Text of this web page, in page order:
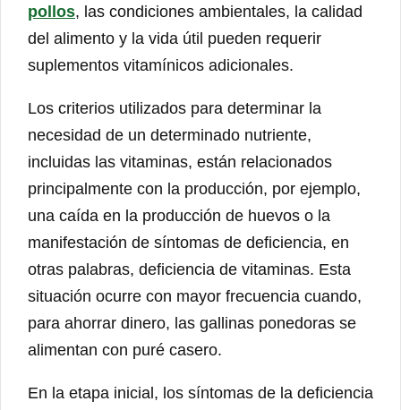
pollos, las condiciones ambientales, la calidad
del alimento y la vida útil pueden requerir
suplementos vitamínicos adicionales.
Los criterios utilizados para determinar la
necesidad de un determinado nutriente,
incluidas las vitaminas, están relacionados
principalmente con la producción, por ejemplo,
una caída en la producción de huevos o la
manifestación de síntomas de deficiencia, en
otras palabras, deficiencia de vitaminas. Esta
situación ocurre con mayor frecuencia cuando,
para ahorrar dinero, las gallinas ponedoras se
alimentan con puré casero.
En la etapa inicial, los síntomas de la deficiencia